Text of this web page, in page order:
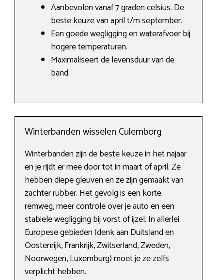
Aanbevolen vanaf 7 graden celsius. De
beste keuze van april t/m september.
Een goede wegligging en waterafvoer bij
hogere temperaturen.
Maximaliseert de levensduur van de
band.
Winterbanden wisselen Culemborg
Winterbanden zijn de beste keuze in het najaar
en je rijdt er mee door tot in maart of april. Ze
hebben diepe gleuven en ze zijn gemaakt van
zachter rubber. Het gevolg is een korte
remweg, meer controle over je auto en een
stabiele wegligging bij vorst of ijzel. In allerlei
Europese gebieden (denk aan Duitsland en
Oostenrijk, Frankrijk, Zwitserland, Zweden,
Noorwegen, Luxemburg) moet je ze zelfs
verplicht hebben.